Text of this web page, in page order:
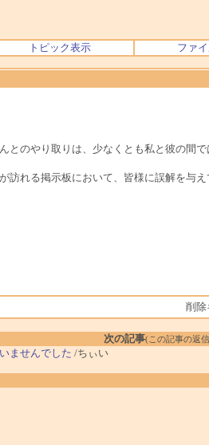
トピック表示 ファ
のやり取りは、少なくとも私と彼の間
れる掲示板において、皆様に誤解を与
削除
次の記事(この記事の返
ませんでした /ちぃい